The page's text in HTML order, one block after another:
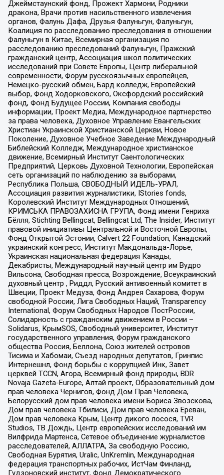
Джеймстаунский фонд, Прожект Хармони, Родники
дракона, Врачи против насильственного извлечения
органов, Фалунь Дафа, Друзья Фалуньгун, Фалуньгун,
Коалиция по расследованию преследования в отношении
Фалуньгун в Китае, Всемирная организация по
расследованию преследований Фалуньгун, Пражский
гражданский центр, Ассоциация школ политических
исследований при Совете Европы, Центр либеральной
современности, Форум русскоязычных европейцев,
Немецко-русский обмен, Бард колледж, Европейский
выбор, Фонд Ходорковского, Оксфордский российский
фонд, Фонд Будущее России, Компания свободы
информации, Проект Медиа, Международное партнерство
за права человека, Духовное Управление Евангельских
Христиан Украинской Христианской Церкви, Новое
Поколение, Духовное Учебное Заведение Международный
Библейский Колледж, Международное христианское
движение, Всемирный Институт Саентологических
Предприятий, Церковь Духовной Технологии, Европейская
сеть организаций по наблюдению за выборами,
Республика Польша, СВОБОДНЫЙ ИДЕЛЬ-УРАЛ,
Ассоциация развития журналистики, IStories fonds,
Королевский Институт Международных Отношений,
КРИМСЬКА ПРАВОЗАХИСНА ГРУПА, Фонд имени Генриха
Бёлля, Stichting Bellingcat, Bellingcat Ltd, The Insider, Институт
правовой инициативы Центральной и Восточной Европы,
Фонд Открытой Эстонии, Calvert 22 Foundation, Канадский
украинский конгресс, Институт Макдональда-Лорье,
Украинская национальная федерация Канады,
Декабристы, Международный научный центр им Вудро
Вильсона, Свободная пресса, Возрождение, Всеукраинский
духовный центр , Риддл, Русский антивоенный комитет в
Швеции, Проект Медуза, Фонд Андрея Сахарова, Форум
свободной России, Лига Свободных Наций, Transparеncy
International, Форум Свободных Народов ПостРоссии,
Солидарность с гражданским движением в России –
Solidarus, КрымSOS, Свободный университет, Институт
государственного управления, Форум гражданского
общества Россия, Беллона, Союз жителей островов
Тисима и Хабомаи, Съезд народных депутатов, Гринпис
Интернешнл, Фонд борьбы с коррупцией Инк, Завет
церквей TCCN, Агора, Всемирный фонд природы, BDR
Novaja Gazeta-Europe, Алтай проект, Образовательный дом
прав человека Чернигов, Фонд Дом Прав Человека,
Белорусский дом прав человека имени Бориса Звозскова,
Дом прав человека Тбилиси, Дом прав человека Ереван,
Дом прав человека Крым, Центр дикого лосося, TVR
Studios, ТВ Дождь, Центр европейских исследований им
Вилфрида Мартенса, Сетевое объединение журналистов
расследователей, АЛЛАТРА, За свободную Россию,
Свободная Бурятия, Uralic, UnKremlin, Международная
федерация транспортных рабочих, ИстЧам Финланд,
Гудзоновский институт, Фонд Демократического